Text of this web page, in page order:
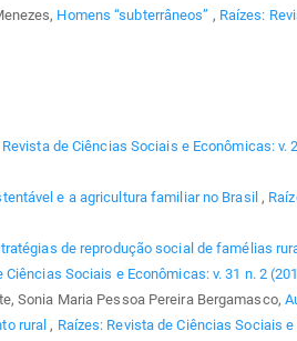
Homens “subterrâneos” , Raízes:
Revista de Ciências Sociais e Econômicas: v.
e a agricultura familiar no Brasil ,
de reprodução social de famélias
Ciências Sociais e Econômicas: v. 31 n. 2
Sonia Maria Pessoa Pereira Bergamasco,
rural , Raízes: Revista de Ciências Sociais